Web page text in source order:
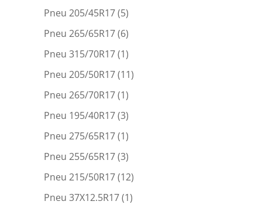
Pneu 205/45R17(5)
Pneu 265/65R17(6)
Pneu 315/70R17(1)
Pneu 205/50R17(11)
Pneu 265/70R17(1)
Pneu 195/40R17(3)
Pneu 275/65R17(1)
Pneu 255/65R17(3)
Pneu 215/50R17(12)
Pneu 37X12.5R17(1)